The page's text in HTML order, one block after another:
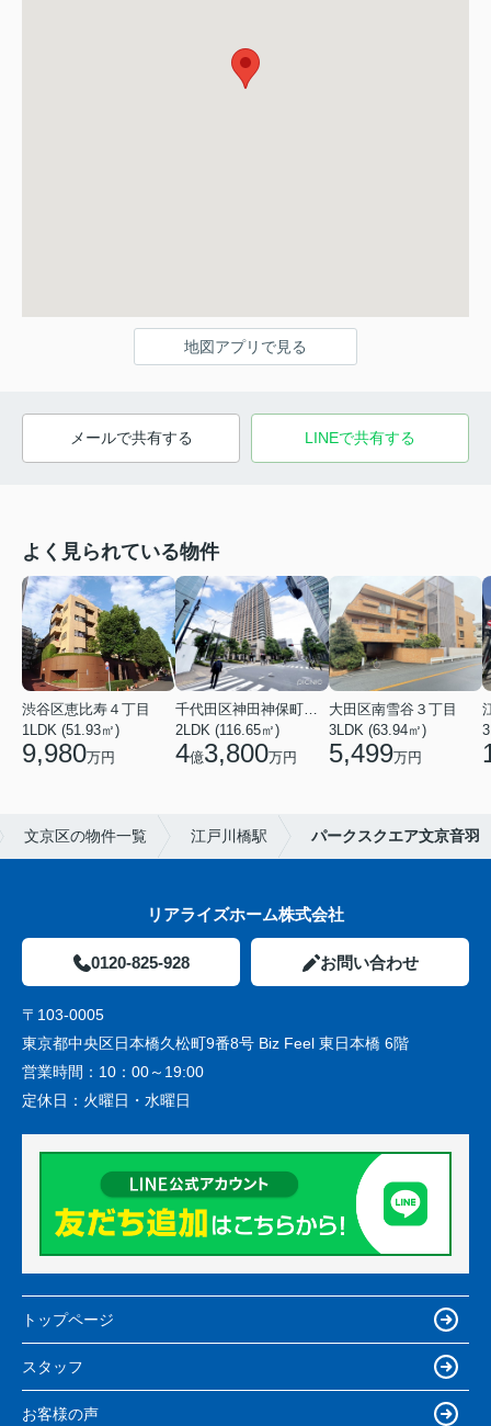
地図アプリで見る
メールで共有する LINEで共有する
よく見られている物件
渋谷区恵比寿４丁目
1LDK (51.93㎡)
9,980万円
千代田区神田神保町１丁目
2LDK (116.65㎡)
4億3,800万円
大田区南雪谷３丁目
3LDK (63.94㎡)
5,499万円
文京区の物件一覧 江戸川橋駅 パークスクエア文京音羽
リアライズホーム株式会社
0120-825-928 お問い合わせ
〒103-0005
東京都中央区日本橋久松町9番8号 Biz Feel 東日本橋 6階
営業時間： 10：00～19:00
定休日： 火曜日・水曜日
トップページ
スタッフ
お客様の声